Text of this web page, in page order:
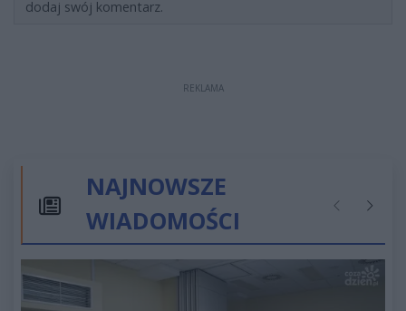
dodaj swój komentarz.
REKLAMA
NAJNOWSZE
WIADOMOŚCI
Poprzednie